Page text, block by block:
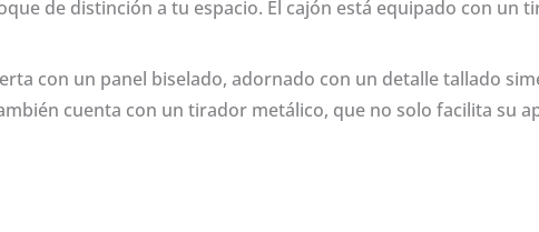
de distinción a tu espacio. El cajón está equipado con un
con un panel biselado, adornado con un detalle tallado
cuenta con un tirador metálico, que no solo facilita su